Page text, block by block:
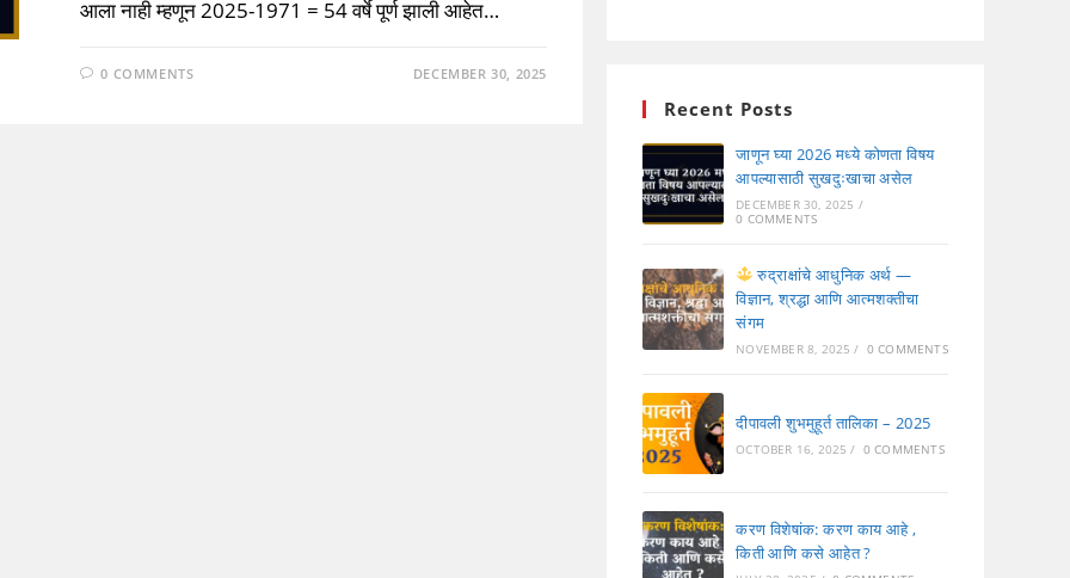
आला नाही म्हणून 2025-1971 = 54 वर्षे पूर्ण झाली आहेत…
0 COMMENTS DECEMBER 30, 2025
Recent Posts
जाणून घ्या 2026 मध्ये कोणता विषय
आपल्यासाठी सुखदुःखाचा असेल
DECEMBER 30, 2025 /
0 COMMENTS
रुद्राक्षांचे आधुनिक अर्थ —
विज्ञान, श्रद्धा आणि आत्मशक्तीचा
संगम
NOVEMBER 8, 2025 / 0 COMMENTS
दीपावली शुभमुहूर्त तालिका – 2025
OCTOBER 16, 2025 / 0 COMMENTS
करण विशेषांक: करण काय आहे ,
किती आणि कसे आहेत ?